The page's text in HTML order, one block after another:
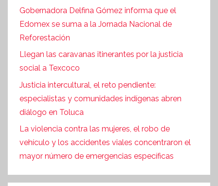
Gobernadora Delfina Gómez informa que el
Edomex se suma a la Jornada Nacional de
Reforestación
Llegan las caravanas itinerantes por la justicia
social a Texcoco
Justicia intercultural, el reto pendiente:
especialistas y comunidades indígenas abren
diálogo en Toluca
La violencia contra las mujeres, el robo de
vehículo y los accidentes viales concentraron el
mayor número de emergencias específicas